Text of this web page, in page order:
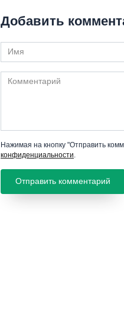
Добавить
Имя
Комментарий
Нажимая на кнопку "Отправить
конфиденциальности